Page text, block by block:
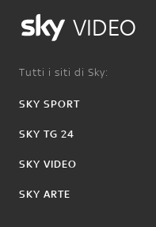
VIDEO
Tutti i siti di Sky:
SKY SPORT
SKY TG 24
SKY VIDEO
SKY ARTE